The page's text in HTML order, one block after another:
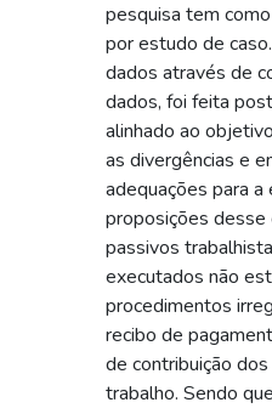
pesquisa tem
por estudo de
dados através de
dados, foi feita
alinhado ao
as divergências e
adequações para a
proposições
passivos
executados não
procedimentos
recibo de
de contribuição
trabalho. Sendo